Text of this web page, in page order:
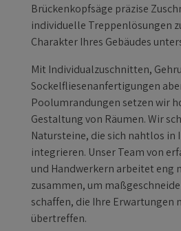
Brückenkopfsäge präzise
individuelle Treppenlösungen
Charakter Ihres Gebäudes
Mit Individualzuschnitten,
Sockelfliesenanfertigungen
Poolumrandungen setzen wir
Gestaltung von Räumen. Wir
Natursteine, die sich nahtlos in
integrieren. Unser Team von
und Handwerkern arbeitet eng
zusammen, um
schaffen, die Ihre Erwartungen
übertreffen.